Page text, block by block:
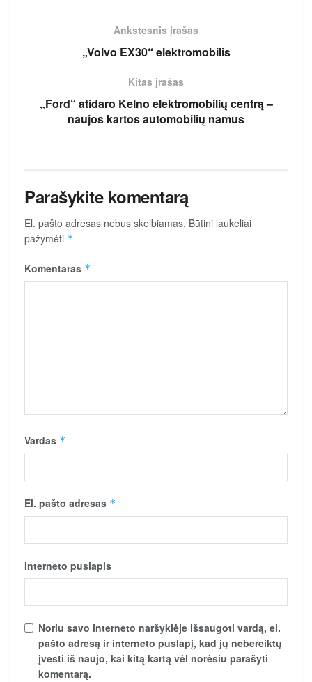
Ankstesnis įrašas
„Volvo EX30“ elektromobilis
Kitas įrašas
„Ford“ atidaro Kelno elektromobilių centrą –
naujos kartos automobilių namus
Parašykite komentarą
El. pašto adresas nebus skelbiamas. Būtini laukeliai
pažymėti *
Komentaras *
Vardas *
El. pašto adresas *
Interneto puslapis
Noriu savo interneto naršyklėje išsaugoti vardą, el.
pašto adresą ir interneto puslapį, kad jų nebereiktų
įvesti iš naujo, kai kitą kartą vėl norėsiu parašyti
komentarą.